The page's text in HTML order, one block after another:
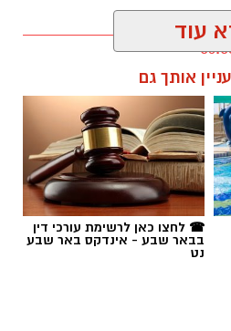
☎ לחצו כאן לרשימת עורכי דין
בבאר שבע - אינדקס באר שבע
נט